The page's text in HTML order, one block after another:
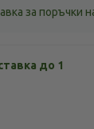
за поръчки
до 1